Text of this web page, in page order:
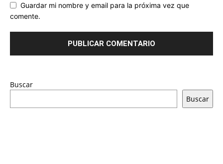
Guardar mi nombre y email para la próxima vez que
comente.
Buscar
Buscar